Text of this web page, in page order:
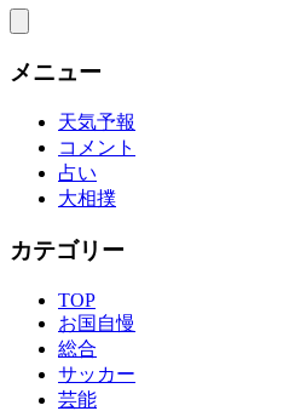
メニュー
天気予報
コメント
占い
大相撲
カテゴリー
TOP
お国自慢
総合
サッカー
芸能